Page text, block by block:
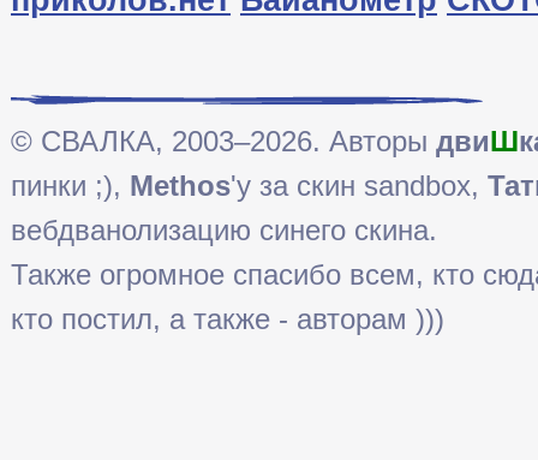
© СВАЛКА, 2003–2026. Авторы двиШ
пинки ;), Methos'у за скин sandbox,
вебдванолизацию синего скина.
Также огромное спасибо всем, кто
кто постил, а также - авторам )))